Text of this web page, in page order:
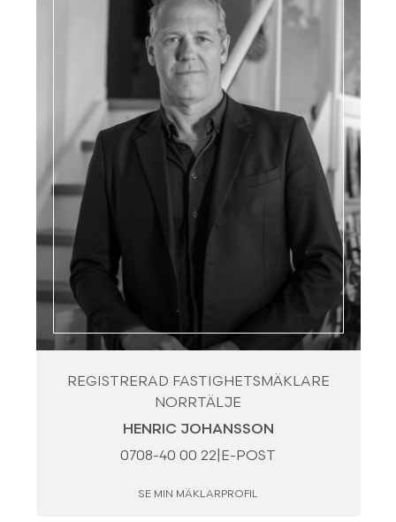
REGISTRERAD FASTIGHETSMÄKLARE
NORRTÄLJE
HENRIC JOHANSSON
0708-40 00 22 E-POST
SE MIN MÄKLARPROFIL